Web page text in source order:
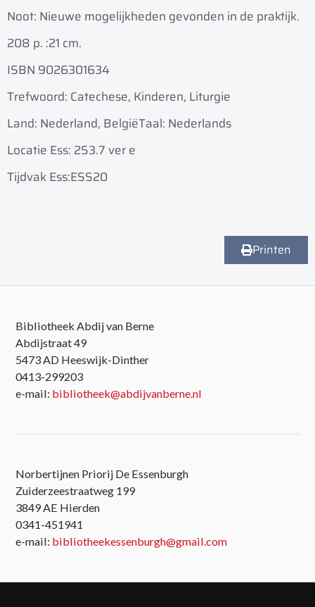
Noot: Nieuwe mogelijkheden gevonden in de praktijk.
208 p. :21 cm.
ISBN 9026301634
Trefwoord: Catechese, Kinderen, Liturgie
Land: Nederland, BelgiëTaal: Nederlands
Locatie Ess: 253.7 ver e
Tijdvak Ess:ESS20
Printen
Bibliotheek Abdij van Berne
Abdijstraat 49
5473 AD Heeswijk-Dinther
0413-299203
e-mail: bibliotheek@abdijvanberne.nl
Norbertijnen Priorij De Essenburgh
Zuiderzeestraatweg 199
3849 AE Hierden
0341-451941
e-mail: bibliotheekessenburgh@gmail.com